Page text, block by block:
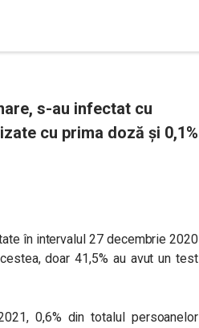
s-au infectat cu
cu prima doză și 0,1%
în intervalul 27 decembrie 2020
doar 41,5% au avut un test
0,6% din totalul persoanelor